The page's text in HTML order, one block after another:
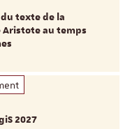
texte de la
au temps
2027